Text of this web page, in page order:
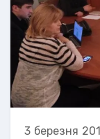
3 березня